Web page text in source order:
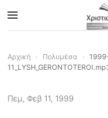
Skip to main content
Αρχική Πολυμέσα
Πεμ, Φεβ 11, 1999